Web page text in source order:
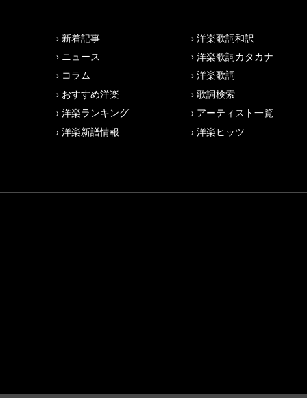
新着記事
ニュース
コラム
おすすめ洋楽
洋楽ランキング
洋楽新譜情報
洋楽歌詞和訳
洋楽歌詞カタカナ
洋楽歌詞
歌詞検索
アーティスト一覧
洋楽ヒッツ